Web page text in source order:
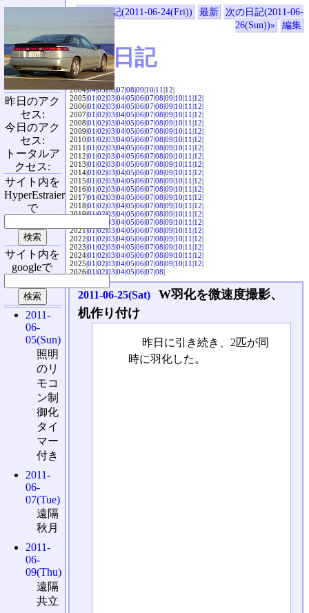
«前の日記(2011-06-24(Fri)) 最新
次の日記(2011-06-
26(Sun))»
編集
SVX日記
2004|04|05|06|07|08|09|10|11|12|
2005|01|02|03|04|05|06|07|08|09|10|11|12|
2006|01|02|03|04|05|06|07|08|09|10|11|12|
2007|01|02|03|04|05|06|07|08|09|10|11|12|
2008|01|02|03|04|05|06|07|08|09|10|11|12|
2009|01|02|03|04|05|06|07|08|09|10|11|12|
2010|01|02|03|04|05|06|07|08|09|10|11|12|
2011|01|02|03|04|05|06|07|08|09|10|11|12|
2012|01|02|03|04|05|06|07|08|09|10|11|12|
2013|01|02|03|04|05|06|07|08|09|10|11|12|
2014|01|02|03|04|05|06|07|08|09|10|11|12|
2015|01|02|03|04|05|06|07|08|09|10|11|12|
2016|01|02|03|04|05|06|07|08|09|10|11|12|
2017|01|02|03|04|05|06|07|08|09|10|11|12|
2018|01|02|03|04|05|06|07|08|09|10|11|12|
2019|01|02|03|04|05|06|07|08|09|10|11|12|
03|04|05|06|07|08|09|10|11|12|
2021|01|02|03|04|05|06|07|08|09|10|11|12|
2022|01|02|03|04|05|06|07|08|09|10|11|12|
2023|01|02|03|04|05|06|07|08|09|10|11|12|
2024|01|02|03|04|05|06|07|08|09|10|11|12|
2025|01|02|03|04|05|06|07|08|09|10|11|12|
2026|01|02|03|04|05|06|07|08|
2011-06-25(Sat)
W羽化を微速度撮影、
机作り付け
昨日に引き続き、2匹が同
時に羽化した。
昨日のアク
セス:
今日のアク
セス:
トータルア
クセス:
サイト内を
HyperEstraier
で
サイト内を
googleで
2011-
06-
05(Sun)
照明
のリ
モコ
ン制
御化
タイ
マー
付き
2011-
06-
07(Tue)
遠隔
秋月
2011-
06-
09(Thu)
遠隔
共立